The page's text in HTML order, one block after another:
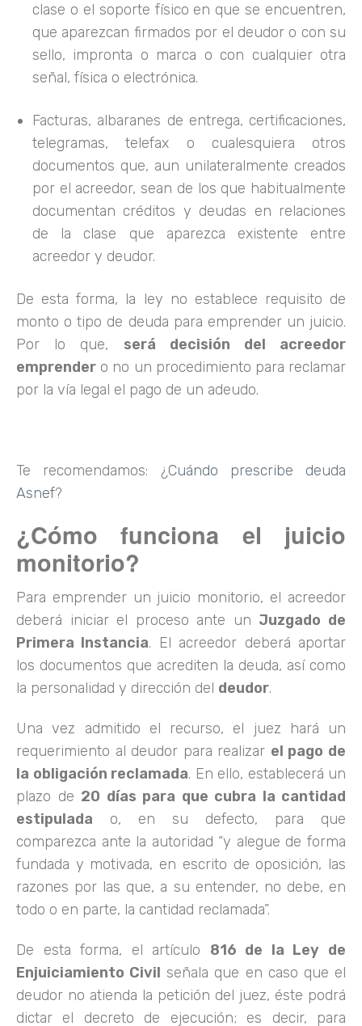
clase o el soporte físico en que se encuentren,
que aparezcan firmados por el deudor o con su
sello, impronta o marca o con cualquier otra
señal, física o electrónica.
Facturas, albaranes de entrega, certificaciones,
telegramas, telefax o cualesquiera otros
documentos que, aun unilateralmente creados
por el acreedor, sean de los que habitualmente
documentan créditos y deudas en relaciones
de la clase que aparezca existente entre
acreedor y deudor.
De esta forma, la ley no establece requisito de
monto o tipo de deuda para emprender un juicio.
Por lo que, será decisión del acreedor
emprender o no un procedimiento para reclamar
por la vía legal el pago de un adeudo.
Te recomendamos: ¿Cuándo prescribe deuda
Asnef?
¿Cómo funciona el juicio
monitorio?
Para emprender un juicio monitorio, el acreedor
deberá iniciar el proceso ante un Juzgado de
Primera Instancia. El acreedor deberá aportar
los documentos que acrediten la deuda, así como
la personalidad y dirección del deudor.
Una vez admitido el recurso, el juez hará un
requerimiento al deudor para realizar el pago de
la obligación reclamada. En ello, establecerá un
plazo de 20 días para que cubra la cantidad
estipulada o, en su defecto, para que
comparezca ante la autoridad “y alegue de forma
fundada y motivada, en escrito de oposición, las
razones por las que, a su entender, no debe, en
todo o en parte, la cantidad reclamada”.
De esta forma, el artículo 816 de la Ley de
Enjuiciamiento Civil señala que en caso que el
deudor no atienda la petición del juez, éste podrá
dictar el decreto de ejecución; es decir, para